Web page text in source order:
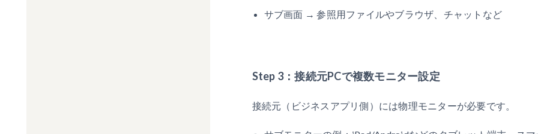
サブ画面 → 参照用ファイルやブラウザ、チャットなど
Step 3：接続元PCで複数モニター設定
接続元（ビジネスアプリ側）には物理モニターが必要です。